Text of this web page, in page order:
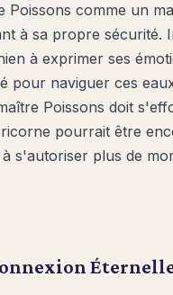
Poissons comme un
à sa propre sécurité.
à exprimer ses
pour naviguer ces
Poissons doit
pourrait être
s'autoriser plus de